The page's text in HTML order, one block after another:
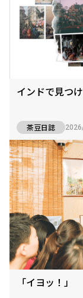
インドで見つ
茶豆日誌
「イヨッ！」